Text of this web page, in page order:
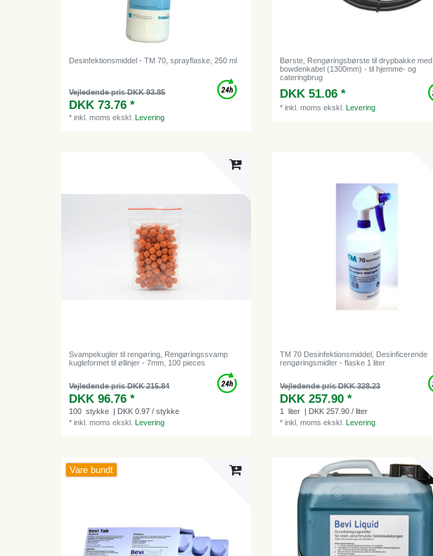
Desinfektionsmiddel - TM 70, sprayflaske, 250 ml
Vejledende pris DKK 93.85
DKK 73.76 *
*inkl. moms ekskl. Levering
Børste, Rengøringsbørste til drypbakke med
bowdenkabel (1300mm) - til hjemme- og
cateringbrug
DKK 51.06 *
*inkl. moms ekskl. Levering
Svampekugler til rengøring, Rengøringssvamp
kugleformet til øllinjer - 7mm, 100 pieces
Vejledende pris DKK 215.84
DKK 96.76 *
100 stykke
| DKK 0.97 / stykke
*inkl. moms ekskl. Levering
TM 70 Desinfektionsmiddel, Desinficerende
rengøringsmidler - flaske 1 liter
Vejledende pris DKK 328.23
DKK 257.90 *
1 liter
| DKK 257.90 / liter
*inkl. moms ekskl. Levering
Vare bundt